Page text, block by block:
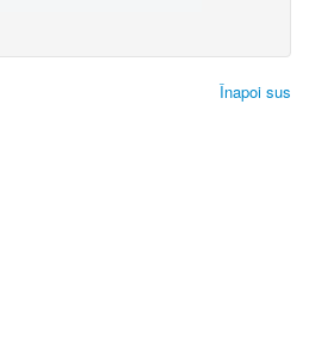
Înapoi sus